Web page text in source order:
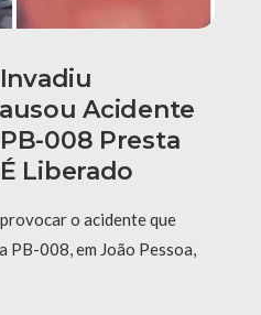
Acidente
008 Presta
Liberado
o acidente que
PB-008, em João Pessoa,